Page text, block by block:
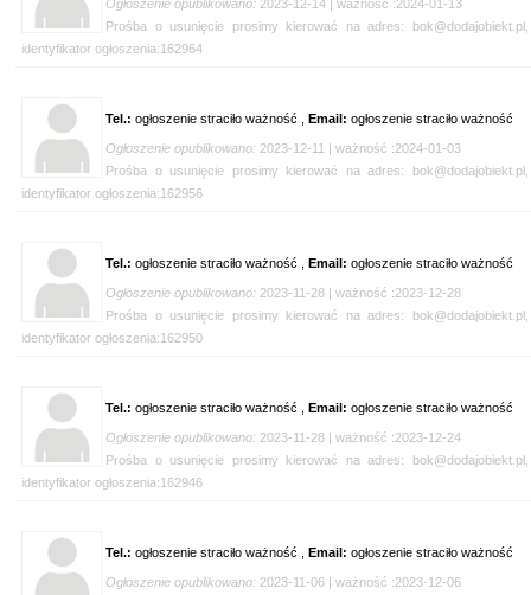
Ogłoszenie opublikowano: 2023-12-14 | ważność :2024-01-13
Prośba o usunięcie prosimy kierować na adres: bok@dodajobiekt.pl,
identyfikator ogłoszenia:162964
Tel.: ogłoszenie straciło ważność , Email: ogłoszenie straciło ważność
Ogłoszenie opublikowano: 2023-12-11 | ważność :2024-01-03
Prośba o usunięcie prosimy kierować na adres: bok@dodajobiekt.pl,
identyfikator ogłoszenia:162956
Tel.: ogłoszenie straciło ważność , Email: ogłoszenie straciło ważność
Ogłoszenie opublikowano: 2023-11-28 | ważność :2023-12-28
Prośba o usunięcie prosimy kierować na adres: bok@dodajobiekt.pl,
identyfikator ogłoszenia:162950
Tel.: ogłoszenie straciło ważność , Email: ogłoszenie straciło ważność
Ogłoszenie opublikowano: 2023-11-28 | ważność :2023-12-24
Prośba o usunięcie prosimy kierować na adres: bok@dodajobiekt.pl,
identyfikator ogłoszenia:162946
Tel.: ogłoszenie straciło ważność , Email: ogłoszenie straciło ważność
Ogłoszenie opublikowano: 2023-11-06 | ważność :2023-12-06